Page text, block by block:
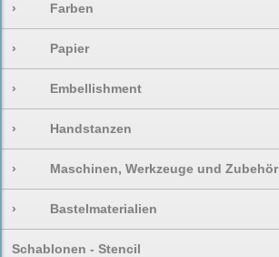
› Farben
› Papier
› Embellishment
› Handstanzen
› Maschinen, Werkzeuge und Zubehör
› Bastelmaterialien
Schablonen - Stencil